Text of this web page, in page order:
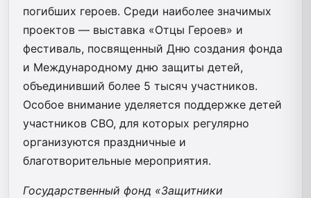
погибших героев. Среди наиболее значимых
проектов — выставка «Отцы Героев» и
фестиваль, посвященный Дню создания фонда
и Международному дню защиты детей,
объединивший более 5 тысяч участников.
Особое внимание уделяется поддержке детей
участников СВО, для которых регулярно
организуются праздничные и
благотворительные мероприятия.
Государственный фонд «Защитники